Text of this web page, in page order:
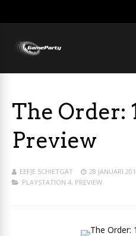
The Order:
Preview
EEFJE SCHIETGAT 28 JANUARI
PLAYSTATION 4, PREVIEW